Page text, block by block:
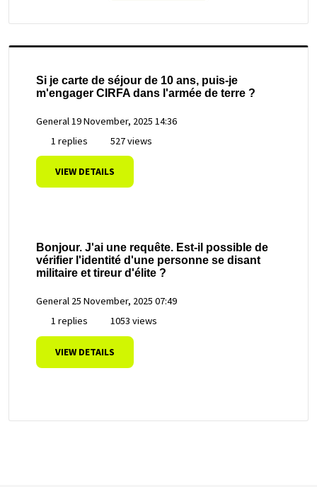
Si je carte de séjour de 10 ans, puis-je
m'engager CIRFA dans l'armée de terre ?
General19 November, 2025 14:36
1 replies
527 views
VIEW DETAILS
Bonjour. J'ai une requête. Est-il possible de
vérifier l'identité d'une personne se disant
militaire et tireur d'élite ?
General 25 November, 2025 07:49
1 replies
1053 views
VIEW DETAILS